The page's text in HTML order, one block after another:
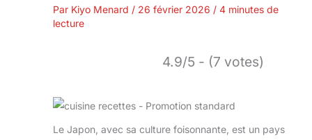
Par Kiyo Menard / 26 février 2026 / 4 minutes de
lecture
4.9/5 - (7 votes)
Le Japon, avec sa culture foisonnante, est un pays